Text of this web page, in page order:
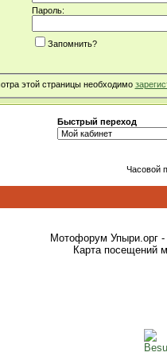
Пароль:
Запомнить?
этой страницы необходимо
Быстрый переход
Часовой
Мотофорум Упыри.орг -
Карта посещений